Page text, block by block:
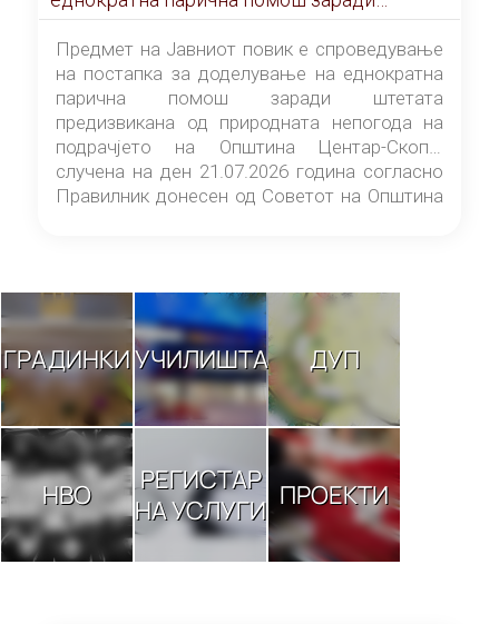
штетата предизвикана од природната
непогода на подрачјето на Општина
Центар-Скопје случена на ден 21.07.2026
година
Предмет на Јавниот повик е спроведување
на постапка за доделување на еднократна
парична помош заради штетата
предизвикана од природната непогода на
подрачјето на Општина Центар-Скопје
случена на ден 21.07.2026 година согласно
Правилник донесен од Советот на Општина
ГРАДИНКИУЧИЛИШТА ДУП
НВО
РЕГИСТАР
НА УСЛУГИ ПРОЕКТИ